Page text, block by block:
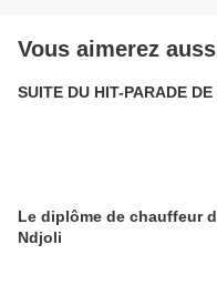
Vous aimerez
SUITE DU HIT-PARADE
Le diplôme de chauffeur
Ndjoli